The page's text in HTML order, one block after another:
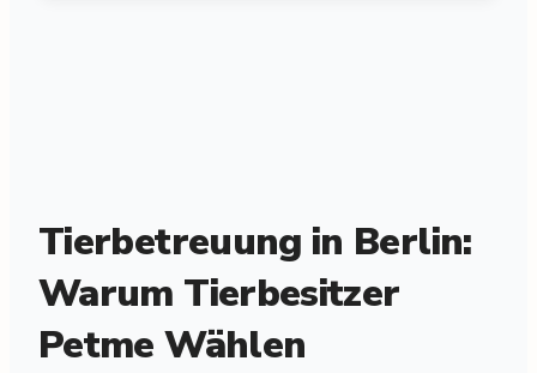
Tierbetreuung in Berlin:
Warum Tierbesitzer
Petme Wählen